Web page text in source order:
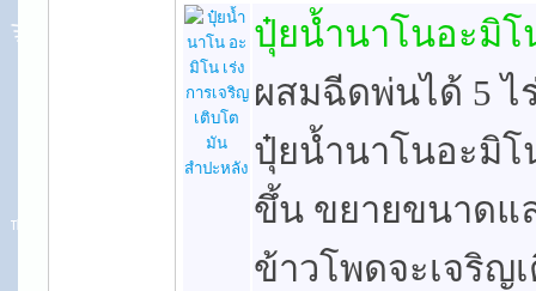
ปุ๋ยน้ำนาโนอะมิโ
ผสมฉีดพ่นได้ 5 ไ
ปุ๋ยน้ำนาโนอะมิโ
ขึ้น ขยายขนาดแ
ข้าวโพดจะเจริญ